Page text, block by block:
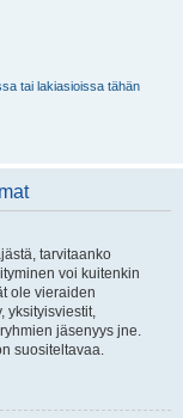
tai lakiasioissa tähän
tarvitaanko
voi kuitenkin
ole vieraiden
yksityisviestit,
jäsenyys jne.
suositeltavaa.